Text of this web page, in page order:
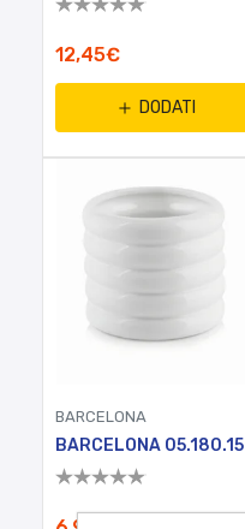
12,45€
DODATI
BARCELONA
BARCELONA 05.180.15